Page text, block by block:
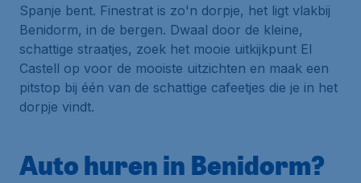
Spanje bent. Finestrat is zo'n dorpje, het ligt vlakbij
Benidorm, in de bergen. Dwaal door de kleine,
schattige straatjes, zoek het mooie uitkijkpunt El
Castell op voor de mooiste uitzichten en maak een
pitstop bij één van de schattige cafeetjes die je in het
dorpje vindt.
Auto huren in Benidorm?